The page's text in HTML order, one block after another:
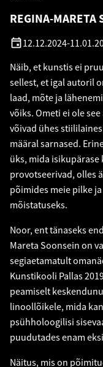
REGINA-MARETA
12.12.2024-
Näib, et kunstis ei
sellest, et igal autoril
laad, mõte ja
võiks. Ometi ei ole
võivad ühes
määral sarnased.
üks, mida
provotseerivad, olles
põimides meie pilke
mõistatuseks.
Noor, ent tänaseks
Mareta Soonsein on
segiaetamatult
Kunstikooli Pallas
peamiselt
linoollõikele, mida
psühholoogilisi
puudutades enam
Näitus, mis on